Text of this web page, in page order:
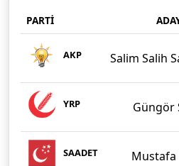
PARTİ
AKP Salim Salih
YRP Güngör
SAADET Mustafa